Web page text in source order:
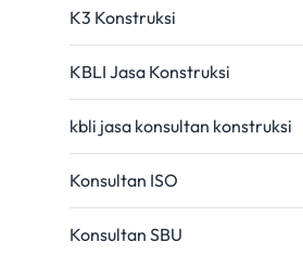
K3 Konstruksi
KBLI Jasa Konstruksi
kbli jasa konsultan konstruksi
Konsultan ISO
Konsultan SBU